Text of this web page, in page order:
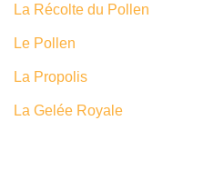
La Récolte du Pollen
Le Pollen
La Propolis
La Gelée Royale